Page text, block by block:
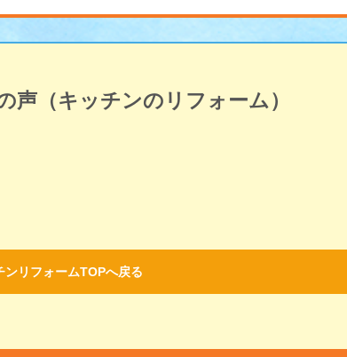
声（キッチンのリフォーム）
ンリフォームTOPへ戻る